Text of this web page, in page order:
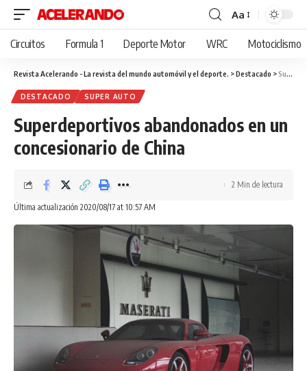
Cambiar
tamaño
fuente
Aa
Circuitos Formula 1 Deporte Motor WRC Motociclismo
Revista Acelerando - La revista del mundo automóvil y el deporte. >Destacado >Superdeportivos abandonados en un concesionario de China
DESTACADO SUPER AUTO
Superdeportivos abandonados en un
concesionario de China
Última actualización 2020/08/17 at 10:57 AM
2 Min de lectura